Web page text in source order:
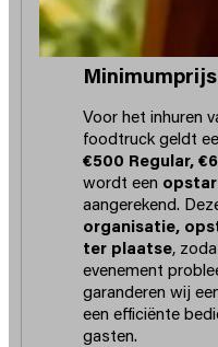
Voor het inhuren
foodtruck geldt
€500 Regular,
wordt een
aangerekend.
organisatie,
ter plaatse,
evenement
garanderen wij
een efficiënte
gasten.